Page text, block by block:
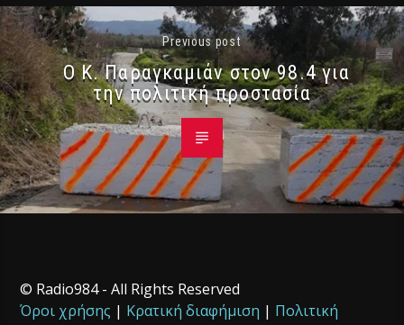
Previous post
Ο Κ. Παραγκαμιάν στον 98.4 για
την πολιτική προστασία
© Radio984 - All Rights Reserved
Όροι χρήσης | Κρατική διαφήμιση | Πολιτική